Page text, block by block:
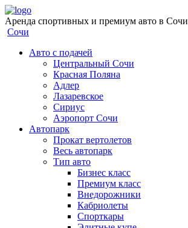
Аренда спортивных и премиум авто в Сочи
Сочи
Авто с подачей
Центральный Сочи
Красная Поляна
Адлер
Лазаревское
Сириус
Аэропорт Сочи
Автопарк
Прокат вертолетов
Весь автопарк
Тип авто
Бизнес класс
Премиум класс
Внедорожники
Кабриолеты
Спорткары